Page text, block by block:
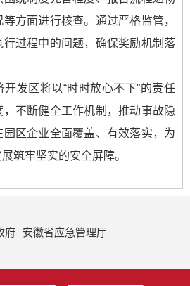
方面进行核查。通过严格监管，
过程中的问题，确保奖励机制落
发区将以“时时放心不下”的责任
不断健全工作机制，推动事故隐
区企业全面覆盖、有效落实，为
筑牢坚实的安全屏障。
府
安徽省应急管理厅